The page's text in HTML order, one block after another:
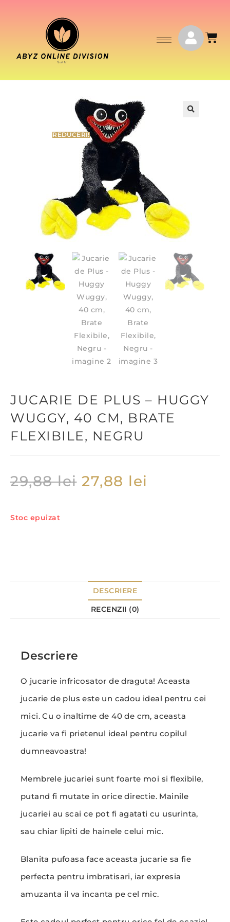
REDUCERI!
JUCARIE DE PLUS – HUGGY
WUGGY, 40 CM, BRATE
FLEXIBILE, NEGRU
29,88lei 27,88 lei
Stoc epuizat
DESCRIERE
RECENZII (0)
Descriere
O jucarie infricosator de draguta! Aceasta
jucarie de plus este un cadou ideal pentru cei
mici. Cu o inaltime de 40 de cm, aceasta
jucarie va fi prietenul ideal pentru copilul
dumneavoastra!
Membrele jucariei sunt foarte moi si flexibile,
putand fi mutate in orice directie. Mainile
jucariei au scai ce pot fi agatati cu usurinta,
sau chiar lipiti de hainele celui mic.
Blanita pufoasa face aceasta jucarie sa fie
perfecta pentru imbratisari, iar expresia
amuzanta il va incanta pe cel mic.